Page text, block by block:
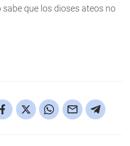
que los dioses ateos no